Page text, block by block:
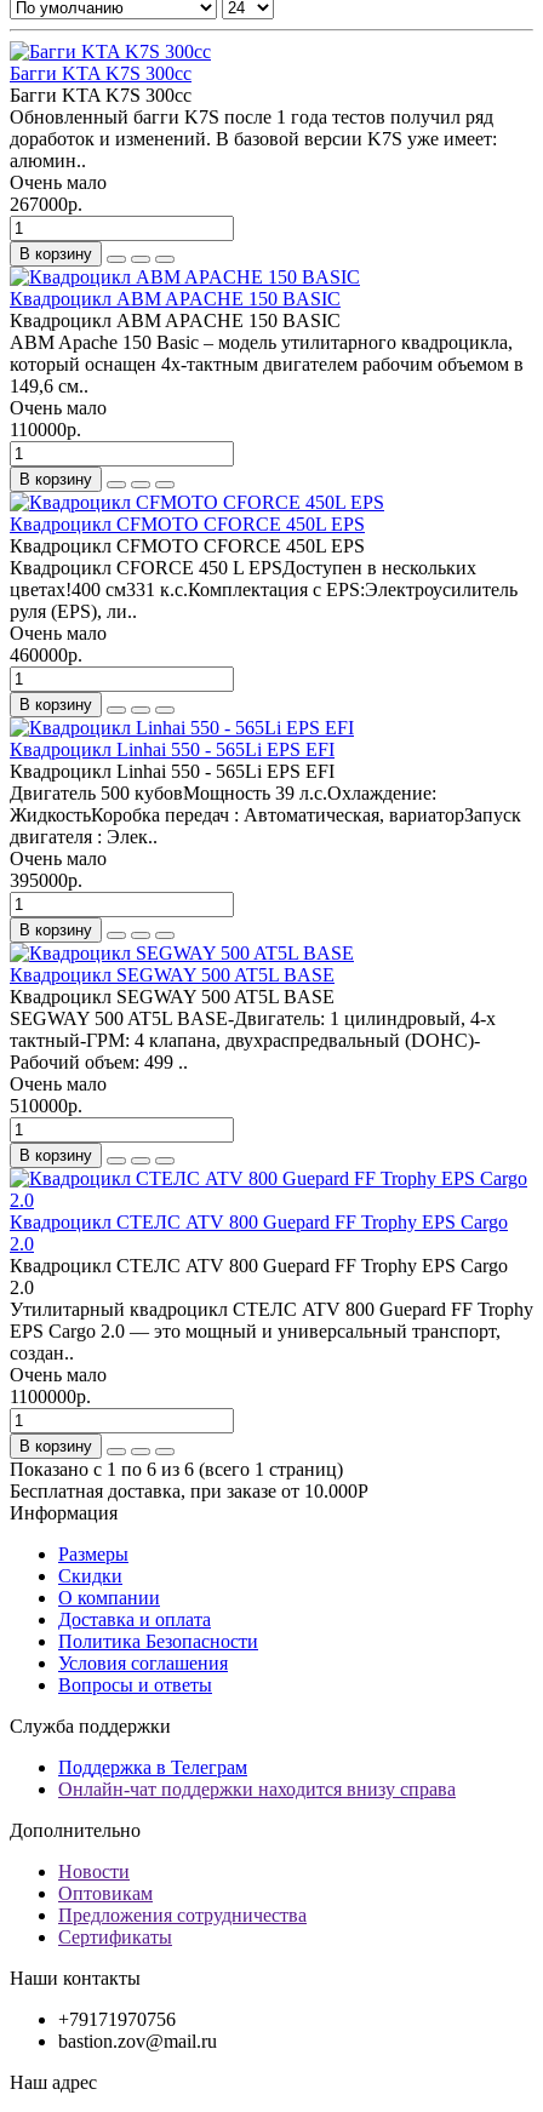
Багги KTA K7S 300cc
Багги KTA K7S 300cc
Обновленный багги K7S после 1 года тестов получил ряд
доработок и изменений. В базовой версии K7S уже имеет:
алюмин..
Очень мало
267000р.
В корзину
Квадроцикл ABM APACHE 150 BASIC
Квадроцикл ABM APACHE 150 BASIC
ABM Apache 150 Basic – модель утилитарного квадроцикла,
который оснащен 4х-тактным двигателем рабочим объемом в
149,6 см..
Очень мало
110000р.
В корзину
Квадроцикл CFMOTO CFORCE 450L EPS
Квадроцикл CFMOTO CFORCE 450L EPS
Квадроцикл CFORCE 450 L EPSДоступен в нескольких
цветах!400 см331 к.с.Комплектация с EPS:Электроусилитель
руля (EPS), ли..
Очень мало
460000р.
В корзину
Квадроцикл Linhai 550 - 565Li EPS EFI
Квадроцикл Linhai 550 - 565Li EPS EFI
Двигатель 500 кубовМощность 39 л.с.Охлаждение:
ЖидкостьКоробка передач : Автоматическая, вариаторЗапуск
двигателя : Элек..
Очень мало
395000р.
В корзину
Квадроцикл SEGWAY 500 AT5L BASE
Квадроцикл SEGWAY 500 AT5L BASE
SEGWAY 500 AT5L BASE-Двигатель: 1 цилиндровый, 4-х
тактный-ГРМ: 4 клапана, двухраспредвальный (DOHC)-
Рабочий объем: 499 ..
Очень мало
510000р.
В корзину
Квадроцикл СТЕЛС ATV 800 Guepard FF Trophy EPS Cargo
2.0
Квадроцикл СТЕЛС ATV 800 Guepard FF Trophy EPS Cargo
2.0
Утилитарный квадроцикл СТЕЛС ATV 800 Guepard FF Trophy
EPS Cargo 2.0 — это мощный и универсальный транспорт,
создан..
Очень мало
1100000р.
В корзину
Показано с 1 по 6 из 6 (всего 1 страниц)
Бесплатная доставка, при заказе от 10.000Р
Информация
Размеры
Скидки
О компании
Доставка и оплата
Политика Безопасности
Условия соглашения
Вопросы и ответы
Служба поддержки
Поддержка в Телеграм
Онлайн-чат поддержки находится внизу справа
Дополнительно
Новости
Оптовикам
Предложения сотрудничества
Сертификаты
Наши контакты
+79171970756
bastion.zov@mail.ru
Наш адрес